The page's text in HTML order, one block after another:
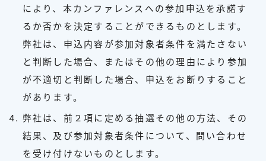
により、本カンファレンスへの参加申込を承諾す
るか否かを決定することができるものとします。
弊社は、申込内容が参加対象者条件を満たさない
と判断した場合、またはその他の理由により参加
が不適切と判断した場合、申込をお断りすること
があります。
弊社は、前２項に定める抽選その他の方法、その
結果、及び参加対象者条件について、問い合わせ
を受け付けないものとします。